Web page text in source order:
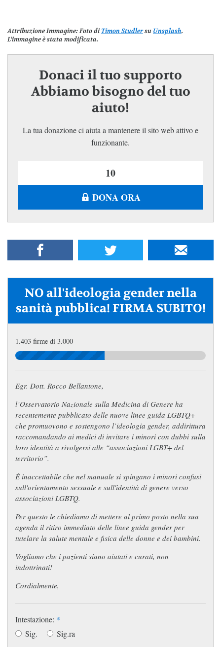
Attribuzione Immagine: Foto diTimon Studlersu Unsplash.
L’immagine è stata modificata.
Donaci il tuo supporto
Abbiamo bisogno del tuo
aiuto!
La tua donazione ci aiuta a mantenere il sito web attivo e
funzionante.
DONA ORA
NO all'ideologia gender nella
sanità pubblica! FIRMA SUBITO!
1.403 firme di 3.000
Egr. Dott. Rocco Bellantone,
l’Osservatorio Nazionale sulla Medicina di Genere ha
recentemente pubblicato delle nuove linee guida LGBTQ+
che promuovono e sostengono l’ideologia gender, addirittura
raccomandando ai medici di invitare i minori con dubbi sulla
loro identità a rivolgersi alle “associazioni LGBT+ del
territorio”.
È inaccettabile che nel manuale si spingano i minori confusi
sull'orientamento sessuale e sull'identità di genere verso
associazioni LGBTQ.
Per questo le chiediamo di mettere al primo posto nella sua
agenda il ritiro immediato delle linee guida gender per
tutelare la salute mentale e fisica delle donne e dei bambini.
Vogliamo che i pazienti siano aiutati e curati, non
indottrinati!
Cordialmente,
Intestazione: *
Sig.
Sig.ra